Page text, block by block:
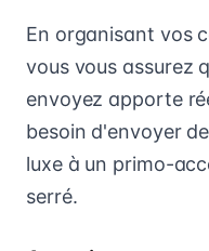
En organisant vos
vous vous assurez
envoyez apporte
besoin d'envoyer
luxe à un primo-
serré.